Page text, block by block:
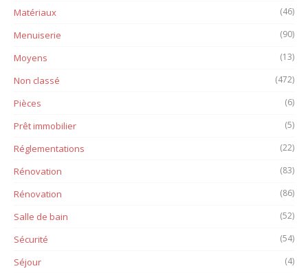
Matériaux (46)
Menuiserie (90)
Moyens (13)
Non classé (472)
Pièces (6)
Prêt immobilier (5)
Réglementations (22)
Rénovation (83)
Rénovation (86)
Salle de bain (52)
Sécurité (54)
Séjour (4)